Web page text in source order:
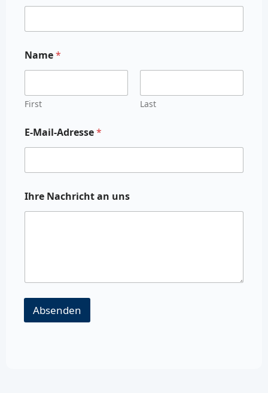
Name*
First Last
E-Mail-Adresse*
Ihre Nachricht an uns
Absenden